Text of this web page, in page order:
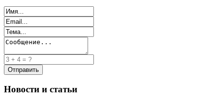
Новости и статьи